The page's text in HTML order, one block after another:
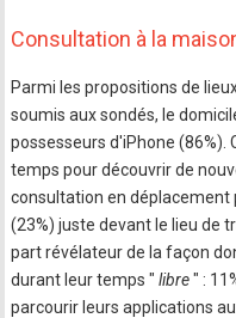
Consultation à la
Parmi les propositions de
soumis aux sondés, le
possesseurs d'iPhone (86%).
temps pour découvrir de
consultation en déplacement
(23%) juste devant le lieu de
part révélateur de la façon
durant leur temps " libre" :
parcourir leurs applications